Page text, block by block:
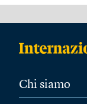
Chi siamo